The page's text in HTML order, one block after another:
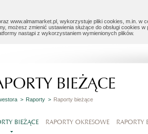
www.almamarket.pl, wykorzystuje pliki cookies, m.in. w
możesz zmienić ustawienia służące do obsługi cookies w
nastąpi z wykorzystaniem wymienionych plików.
BIEŻĄCE
> Raporty > Raporty bieżące
BIEŻĄCE RAPORTY OKRESOWE RAPORTY